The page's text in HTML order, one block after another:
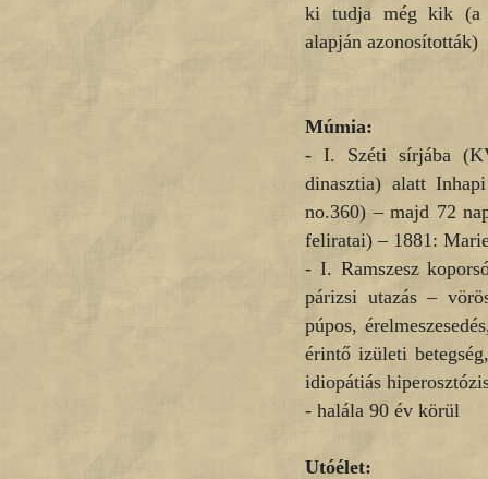
ki tudja még kik (a
alapján azonosították)
Múmia:
- I. Széti sírjába
dinasztia) alatt
no.360) – majd 72
feliratai) – 1881:
- I. Ramszesz
párizsi utazás –
púpos,
érintő izületi
idiopátiás
- halála 90 év körül
Utóélet: